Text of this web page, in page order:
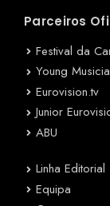
Parceiros
Festival da
Young
Eurovision.tv
Junior
ABU
Linha Editorial
Equipa